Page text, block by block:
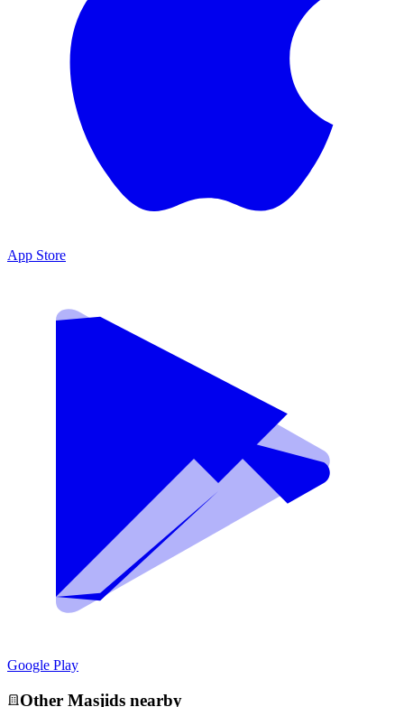
App Store
Google Play
Other Masjids nearby